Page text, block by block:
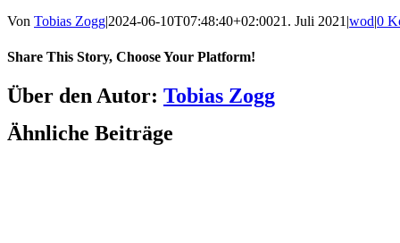
Von Tobias Zogg|2024-06-10T07:48:40+02:0021. Juli 2021|wod|0
Share This Story, Choose Your Platform!
Facebook
LinkedIn
WhatsApp
Telegram
Tumblr
Pinterest
Vk
Xing
E-
Mail
Über den Autor: Tobias Zogg
Ähnliche Beiträge